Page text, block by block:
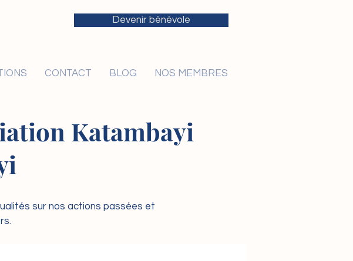
Devenir bénévole
CONTACT BLOG NOS MEMBRES
Katambayi
sur nos actions passées et